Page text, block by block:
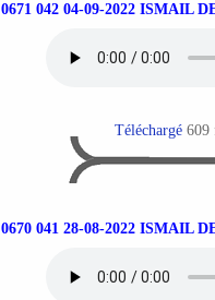
0671 042 04-09-2022 ISMAIL
Téléchargé 609
0670 041 28-08-2022 ISMAIL